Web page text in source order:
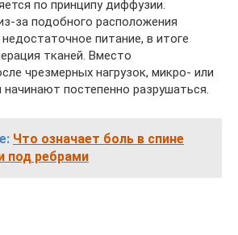
по принципу диффузии.
за подобного расположения
питание, в итоге
тканей. Вместо
чрезмерных нагрузок, микро- или
постепенно разрушаться.
Что означает боль в спине
под ребрами